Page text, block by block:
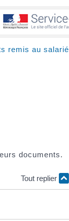
remis au
documents.
Tout replier